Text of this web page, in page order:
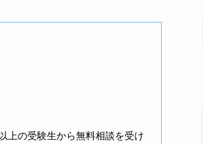
上の受験生から無料相談を受け